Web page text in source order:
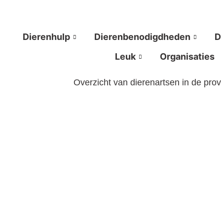
inhoudDierenhulp Dierenbenodigdheden
Leuk
Organisaties
Overzicht van dierenartsen in de